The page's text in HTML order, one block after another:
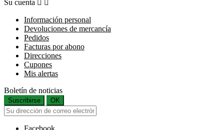
Su cuenta  
Información personal
Devoluciones de mercancía
Pedidos
Facturas por abono
Direcciones
Cupones
Mis alertas
Boletín de noticias
Suscribirse OK
Facebook